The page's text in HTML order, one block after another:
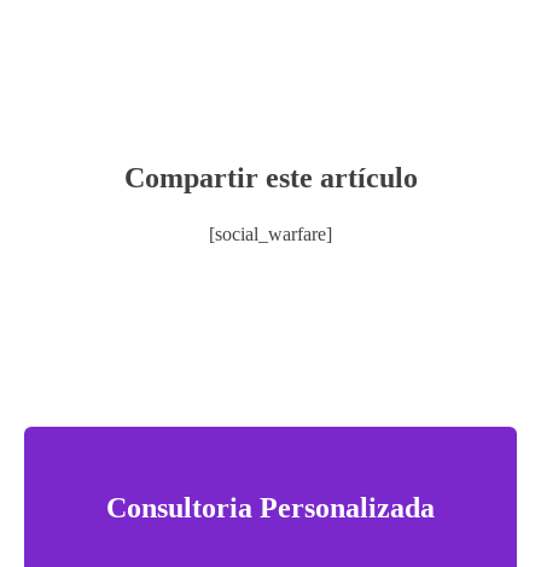
Compartir este artículo
[social_warfare]
Consultoria Personalizada